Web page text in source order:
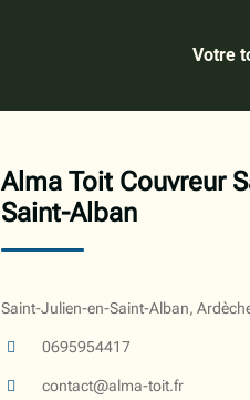
Votre
Alma Toit Couvreur
Saint-Alban
Saint-Julien-en-Saint-Alban,
0695954417
contact@alma-toit.fr